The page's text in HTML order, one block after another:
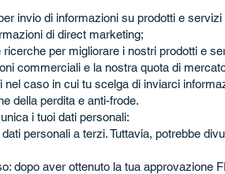
invio di informazioni su prodotti e
di direct marketing;
per migliorare i nostri prodotti e
commerciali e la nostra quota di
caso in cui tu scelga di inviarci
della perdita e anti-frode.
i tuoi dati personali:
personali a terzi. Tuttavia, potrebbe
aver ottenuto la tua approvazione